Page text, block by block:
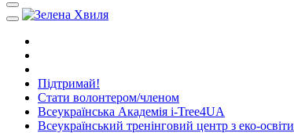
Підтримай!
Стати волонтером/членом
Всеукраїнська Академія i-Tree4UA
Всеукраїнський тренінговий центр з еко-освіти